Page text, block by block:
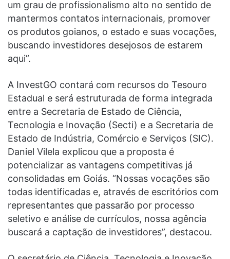
um grau de profissionalismo alto no sentido de
mantermos contatos internacionais, promover
os produtos goianos, o estado e suas vocações,
buscando investidores desejosos de estarem
aqui”.
A InvestGO contará com recursos do Tesouro
Estadual e será estruturada de forma integrada
entre a Secretaria de Estado de Ciência,
Tecnologia e Inovação (Secti) e a Secretaria de
Estado de Indústria, Comércio e Serviços (SIC).
Daniel Vilela explicou que a proposta é
potencializar as vantagens competitivas já
consolidadas em Goiás. “Nossas vocações são
todas identificadas e, através de escritórios com
representantes que passarão por processo
seletivo e análise de currículos, nossa agência
buscará a captação de investidores”, destacou.